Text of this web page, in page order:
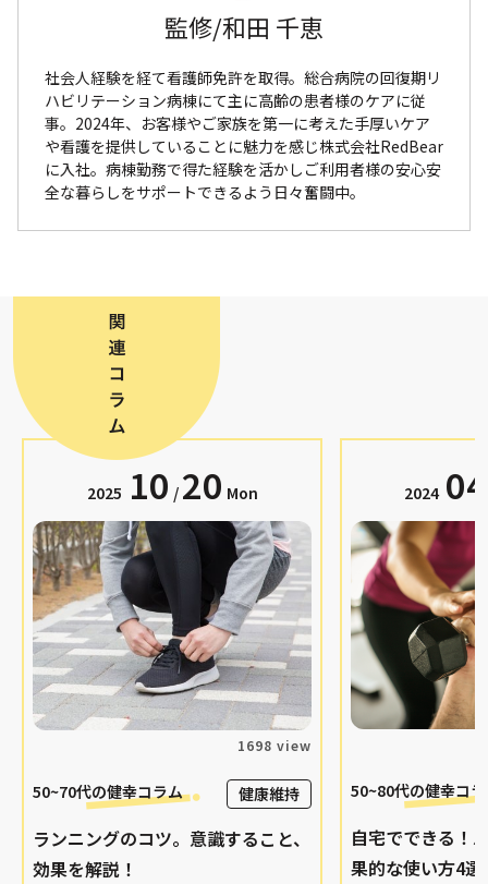
監修/和田 千恵
社会人経験を経て看護師免許を取得。総合病院の回復期リ
ハビリテーション病棟にて主に高齢の患者様のケアに従
事。2024年、お客様やご家族を第一に考えた手厚いケア
や看護を提供していることに魅力を感じ株式会社RedBear
に入社。病棟勤務で得た経験を活かしご利用者様の安心安
全な暮らしをサポートできるよう日々奮闘中。
2025 10 / 20 Mon
1698 view
50~70代の健幸コラム 健康維持
ランニングのコツ。意識すること、
効果を解説！
2024 04
50~80代の健幸コ
自宅でできる！
果的な使い方4